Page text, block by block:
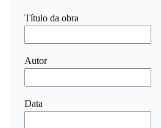
Título da obra
Autor
Data